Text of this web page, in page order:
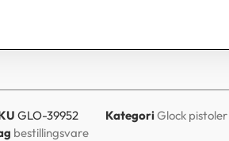
GLO-39952 KategoriGlock pistoler
bestillingsvare